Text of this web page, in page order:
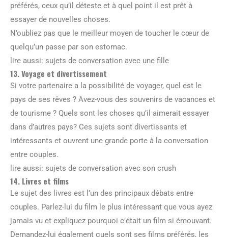
préférés, ceux qu’il déteste et à quel point il est prêt à
essayer de nouvelles choses.
N’oubliez pas que le meilleur moyen de toucher le cœur de
quelqu’un passe par son estomac.
lire aussi: sujets de conversation avec une fille
13. Voyage et divertissement
Si votre partenaire a la possibilité de voyager, quel est le
pays de ses rêves ? Avez-vous des souvenirs de vacances et
de tourisme ? Quels sont les choses qu’il aimerait essayer
dans d’autres pays? Ces sujets sont divertissants et
intéressants et ouvrent une grande porte à la conversation
entre couples.
lire aussi: sujets de conversation avec son crush
14. Livres et films
Le sujet des livres est l’un des principaux débats entre
couples. Parlez-lui du film le plus intéressant que vous ayez
jamais vu et expliquez pourquoi c’était un film si émouvant.
Demandez-lui également quels sont ses films préférés, les